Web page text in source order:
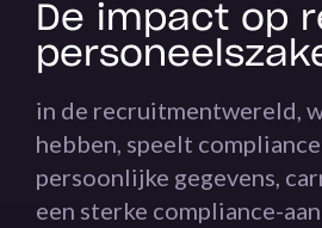
De impact op
in de recruitmentwereld,
hebben, speelt
persoonlijke gegevens,
een sterke compliance-